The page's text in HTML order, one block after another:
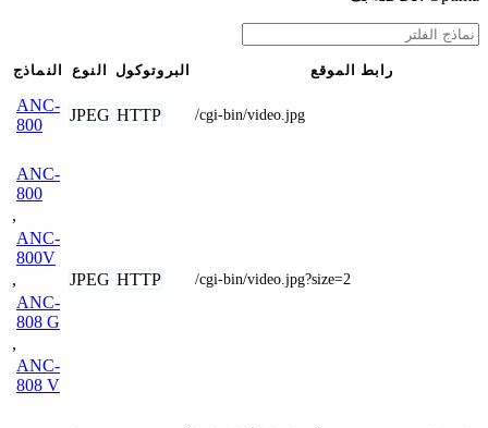
النماذج النوع البروتوكول رابط الموقع
ANC-
800
JPEG HTTP /cgi-bin/video.jpg
ANC-
800
,
ANC-
800V
,
ANC-
808 G
,
ANC-
808 V
JPEG HTTP /cgi-bin/video.jpg?size=2